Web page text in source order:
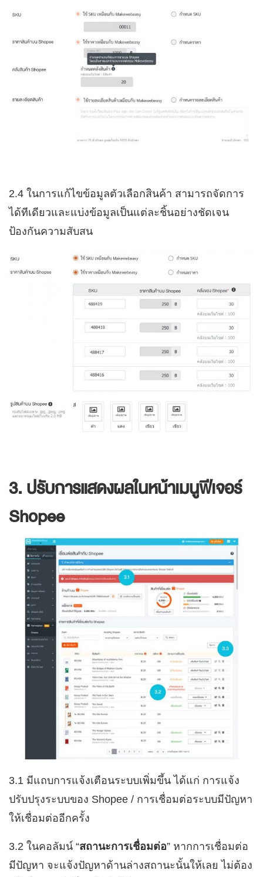
2.4 ในการแก้ไขข้อมูลตัวเลือกสินค้า สามารถจัดการ
ได้ทีเดียวและแบ่งข้อมูลเป็นแต่ละชิ้นอย่างชัดเจน
ป้องกันความสับสน
3. ปรับการแสดงผลในหน้าเมนูฟีเจอร์
Shopee
3.1 มีแถบการแจ้งเตือนระบบเพิ่มขึ้น ได้แก่ การแจ้ง
ปรับปรุงระบบของ Shopee / การเชื่อมต่อระบบมีปัญหา
ให้เชื่อมต่ออีกครั้ง
3.2 ในคอลัมน์ “สถานะการเชื่อมต่อ” หากการเชื่อมต่อ
มีปัญหา จะแจ้งปัญหาด้านล่างสถานะนั้นให้เลย ไม่ต้อง